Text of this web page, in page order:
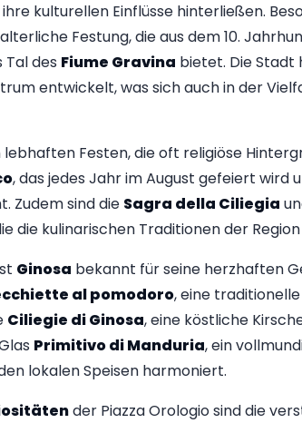
kulturellen Einflüsse hinterließen.
Festung, die aus dem 10.
des Fiume Gravina bietet. Die Stadt
entwickelt, was sich auch in der
Festen, die oft religiöse
, das jedes Jahr im August gefeiert wird
Zudem sind die Sagra della Ciliegia
die kulinarischen Traditionen der
Ginosa bekannt für seine herzhaften
al pomodoro, eine
Ciliegie di Ginosa, eine köstliche
Primitivo di Manduria, ein
lokalen Speisen harmoniert.
der Piazza Orologio sind die